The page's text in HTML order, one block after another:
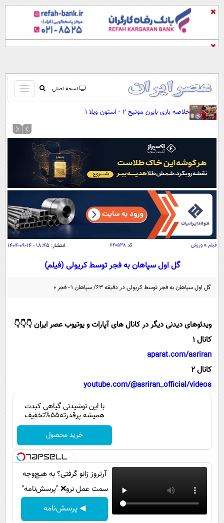
نسخه اصلی
باز
و
کردن
صفحه اول
آرشیو
نظرسنجی
آب و هوا
اوقات شرعی
سواد زندگی
اقتصاد
اقتصادی
جامعه
علم و دانش
اخبار کریپتو
سرگرمی
مجله تصویری سلاح
فیلم
فناوری
گوناگون
خواندنی ها و دیدنی ها
پیامک
روانشناسی
آشپزی
آموزش زبان
خلاصه بازی بایرن مونیخ ۲ - استون ویلا ۱
فیلم » ورزش کد۱۱۲۰۵۳۸ انتشار: ۱۸:۴۵ - ۱۴-۰۹-۱۴۰۴
گل اول سپاهان به فجر توسط کریولی (فیلم)
گل اول سپاهان به فجر توسط کریولی در دقیقه ۶۳/ سپاهان ۱ - فجر ۰
ویدئوهای دیدنی دیگر در کانال های آپارات و یوتیوب عصر ایران 👇👇👇
کانال 1
aparat.com/asriran
کانال 2
youtube.com/@asriran_official/videos
با این نوشیدنی گیاهی کبدت
همیشه پرقدرته55%تخفیف
خرید محصول
آرتروز زانو گرفتی؟ به هیچ‌وجه
سمت عمل نرو❌ "پرسش‌نامه"
◀ پرسش‌نامه